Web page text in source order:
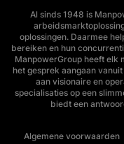
Al sinds 1948 is
oplossingen. Daarmee
bereiken en hun
ManpowerGroup heeft elk
het gesprek aangaan
aan visionaire en
specialisaties op een
biedt een
Algemene voorwaarden